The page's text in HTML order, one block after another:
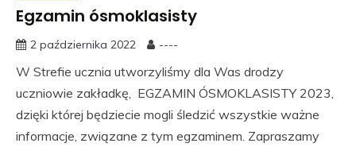
Egzamin ósmoklasisty
2 października 2022 ----
W Strefie ucznia utworzyliśmy dla Was drodzy
uczniowie zakładkę, EGZAMIN ÓSMOKLASISTY 2023,
dzięki której będziecie mogli śledzić wszystkie ważne
informacje, związane z tym egzaminem. Zapraszamy